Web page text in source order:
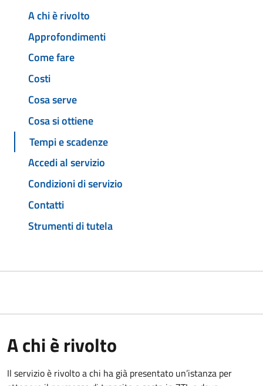
A chi è rivolto
Approfondimenti
Come fare
Costi
Cosa serve
Cosa si ottiene
Tempi e scadenze
Accedi al servizio
Condizioni di servizio
Contatti
Strumenti di tutela
A chi è rivolto
Il servizio è rivolto a chi ha già presentato un’istanza per